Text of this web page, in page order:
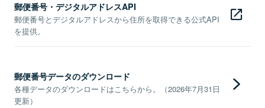
郵便番号・デジタルアドレスAPI
郵便番号とデジタルアドレスから住所を取得できる公式API
を提供。
郵便番号データのダウンロード
各種データのダウンロードはこちらから。（2026年7月31日
更新）